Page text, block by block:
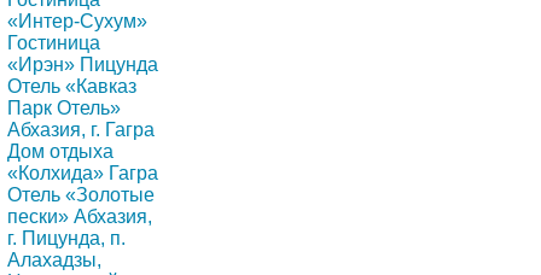
«Интер-Сухум»
Гостиница
«Ирэн» Пицунда
Отель «Кавказ
Парк Отель»
Абхазия, г. Гагра
Дом отдыха
«Колхида» Гагра
Отель «Золотые
пески» Абхазия,
г. Пицунда, п.
Алахадзы,